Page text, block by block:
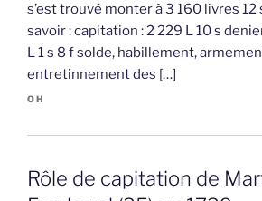
s’est trouvé monter à 3 160 livres 12
savoir : capitation : 2 229 L 10 s
L 1 s 8 f solde, habillement,
entretinnement des […]
OH
Rôle de capitation de